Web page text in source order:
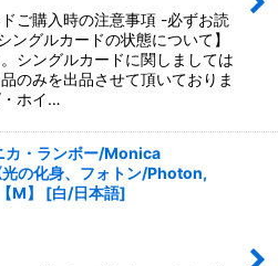
ドご購入時の注意事項 -必ずお読
ングルカードの状態について】
シングルカードに関しましては
のみを出品させて頂いておりま
ホイ…
カ・ランボー/Monica
の化身、フォトン/Photon,
M】
[白/日本語]